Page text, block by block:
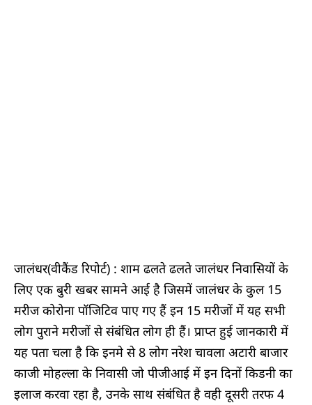
जालंधर(वीकैंड रिपोर्ट) : शाम ढलते ढलते जालंधर निवासियों के
लिए एक बुरी खबर सामने आई है जिसमें जालंधर के कुल 15
मरीज कोरोना पॉजिटिव पाए गए हैं इन 15 मरीजों में यह सभी
लोग पुराने मरीजों से संबंधित लोग ही हैं। प्राप्त हुई जानकारी में
यह पता चला है कि इनमे से 8 लोग नरेश चावला अटारी बाजार
काजी मोहल्ला के निवासी जो पीजीआई में इन दिनों किडनी का
इलाज करवा रहा है, उनके साथ संबंधित है वही दूसरी तरफ 4